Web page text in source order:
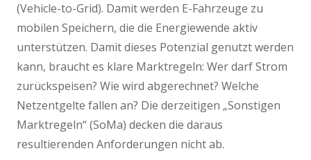
(Vehicle-to-Grid). Damit werden E-Fahrzeuge zu
mobilen Speichern, die die Energiewende aktiv
unterstützen. Damit dieses Potenzial genutzt werden
kann, braucht es klare Marktregeln: Wer darf Strom
zurückspeisen? Wie wird abgerechnet? Welche
Netzentgelte fallen an? Die derzeitigen „Sonstigen
Marktregeln“ (SoMa) decken die daraus
resultierenden Anforderungen nicht ab.